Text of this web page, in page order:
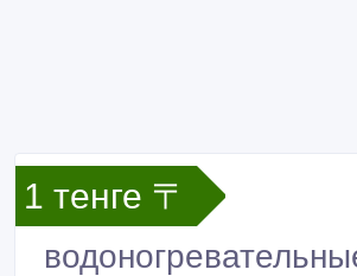
1 тенге 〒